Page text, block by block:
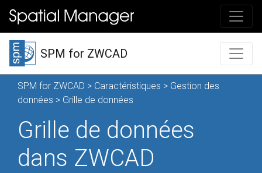
SPM for ZWCAD
SPM for ZWCAD > Caractéristiques > Gestion des
données > Grille de données
Grille de données
dans ZWCAD